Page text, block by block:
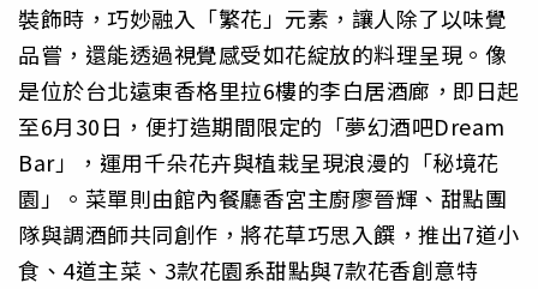
裝飾時，巧妙融入「繁花」元素，讓人除了以味覺
品嘗，還能透過視覺感受如花綻放的料理呈現。像
是位於台北遠東香格里拉6樓的李白居酒廊，即日起
至6月30日，便打造期間限定的「夢幻酒吧Dream
Bar」，運用千朵花卉與植栽呈現浪漫的「秘境花
園」。菜單則由館內餐廳香宮主廚廖晉輝、甜點團
隊與調酒師共同創作，將花草巧思入饌，推出7道小
食、4道主菜、3款花園系甜點與7款花香創意特